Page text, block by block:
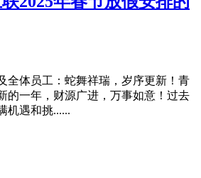
全体员工：蛇舞祥瑞，岁序更新！青
的一年，财源广进，万事如意！过去
机遇和挑......